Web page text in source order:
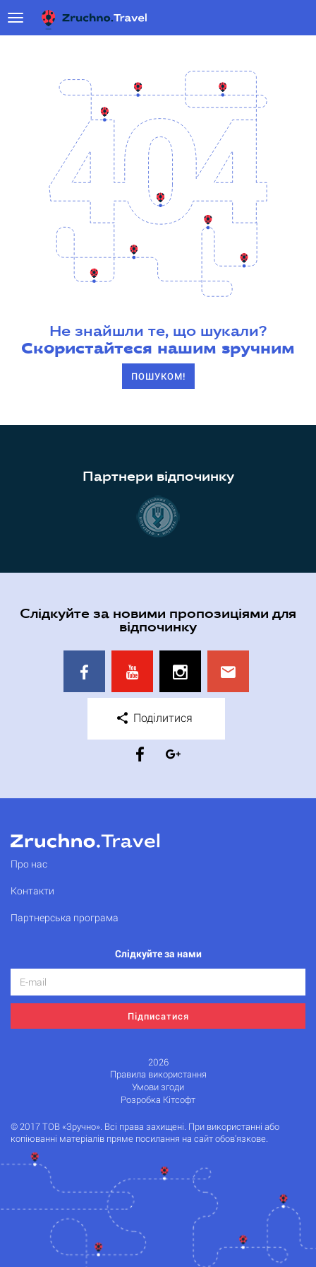
Не знайшли те, що шукали?
Скористайтеся нашим зручним
ПОШУКОМ!
Партнери відпочинку
Слідкуйте за новими пропозиціями для
відпочинку
Поділитися
Про нас
Контакти
Партнерська програма
Слідкуйте за нами
Підписатися
2026
Правила використання
Умови згоди
Розробка Кітсофт
© 2017 ТОВ «Зручно». Всі права захищені. При використанні або
копіюванні матеріалів пряме посилання на сайт обов'язкове.